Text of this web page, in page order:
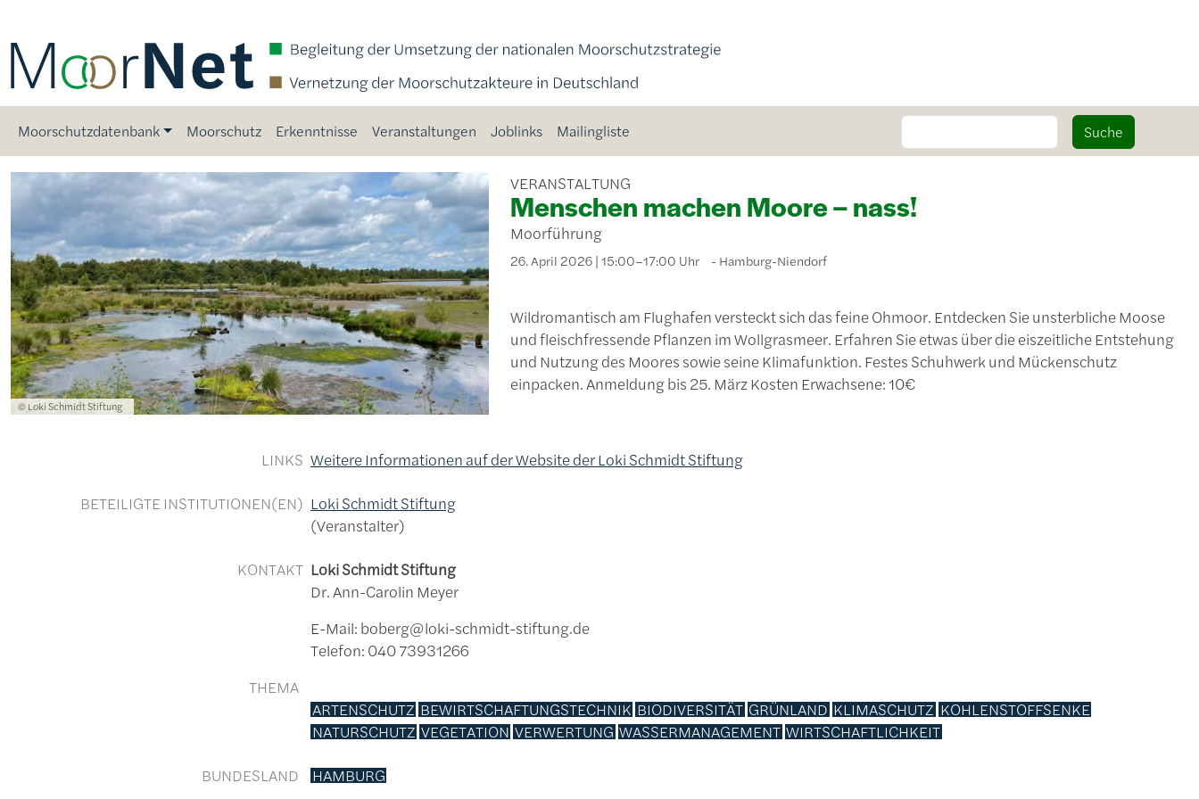
Main navigation
Moorschutzdatenbank Moorschutz Erkenntnisse Veranstaltungen Joblinks Mailingliste Suche Suche
Bild
Lizenzinformationen einschließlich Urheberrecht
© Loki Schmidt Stiftung
VERANSTALTUNG
Menschen machen Moore – nass!
Moorführung
26. April 2026 | 15:00–17:00 Uhr Hamburg-Niendorf
Wildromantisch am Flughafen versteckt sich das feine Ohmoor. Entdecken Sie unsterbliche Moose
und fleischfressende Pflanzen im Wollgrasmeer. Erfahren Sie etwas über die eiszeitliche Entstehung
und Nutzung des Moores sowie seine Klimafunktion. Festes Schuhwerk und Mückenschutz
einpacken. Anmeldung bis 25. März Kosten Erwachsene: 10€
LINKS Weitere Informationen auf der Website der Loki Schmidt Stiftung
BETEILIGTE INSTITUTIONEN(EN) Loki Schmidt Stiftung
Veranstalter
KONTAKT Loki Schmidt Stiftung
Dr. Ann-Carolin Meyer
E-Mail: boberg@loki-schmidt-stiftung.de
Telefon: 040 73931266
THEMA
ARTENSCHUTZ BEWIRTSCHAFTUNGSTECHNIK BIODIVERSITÄT GRÜNLAND KLIMASCHUTZ KOHLENSTOFFSENKE
NATURSCHUTZ VEGETATION VERWERTUNG WASSERMANAGEMENT WIRTSCHAFTLICHKEIT
BUNDESLAND HAMBURG